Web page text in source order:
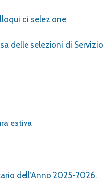
di selezione
delle selezioni di Servizio
estiva
dell’Anno 2025-2026.